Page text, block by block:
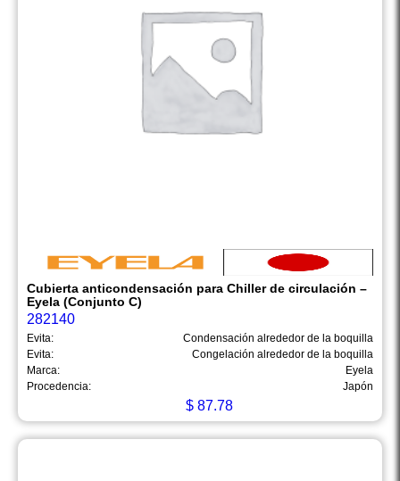
Cubierta anticondensación para Chiller de circulación –
Eyela (Conjunto C)
282140
Evita:
Condensación alrededor de la boquilla
Evita:
Congelación alrededor de la boquilla
Marca:
Eyela
Procedencia:
Japón
$87.78